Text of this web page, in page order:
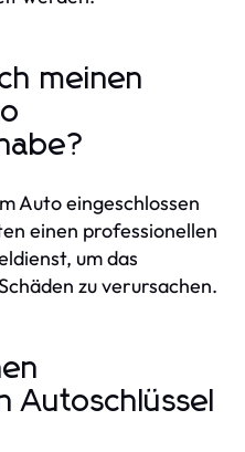
meinen
Auto eingeschlossen
einen professionellen
um das
zu verursachen.
Autoschlüssel